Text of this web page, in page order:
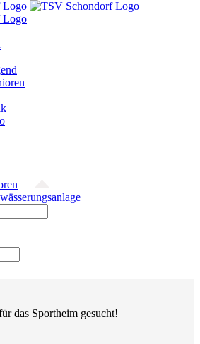
das Sportheim gesucht!